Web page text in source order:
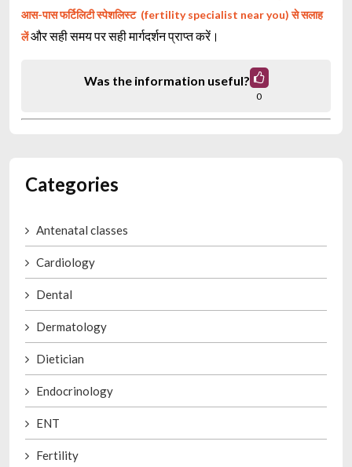
आस-पास फर्टिलिटी स्पेशलिस्ट (fertility specialist near you) से सलाह
लेंऔर सही समय पर सही मार्गदर्शन प्राप्त करें।
Was the information useful?
0
Categories
Antenatal classes
Cardiology
Dental
Dermatology
Dietician
Endocrinology
ENT
Fertility